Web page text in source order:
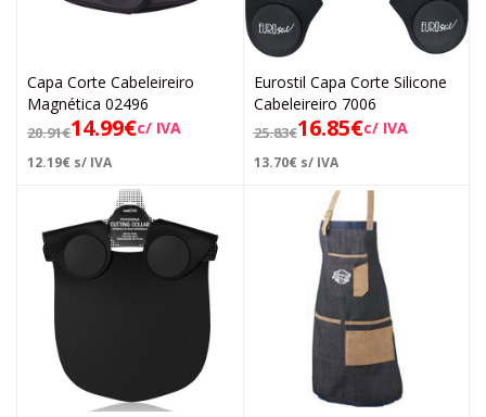
Capa Corte Cabeleireiro
Magnética 02496
20.91€14.99€c/ IVA
12.19€ s/ IVA
Eurostil Capa Corte Silicone
Cabeleireiro 7006
25.83€16.85€c/ IVA
13.70€ s/ IVA